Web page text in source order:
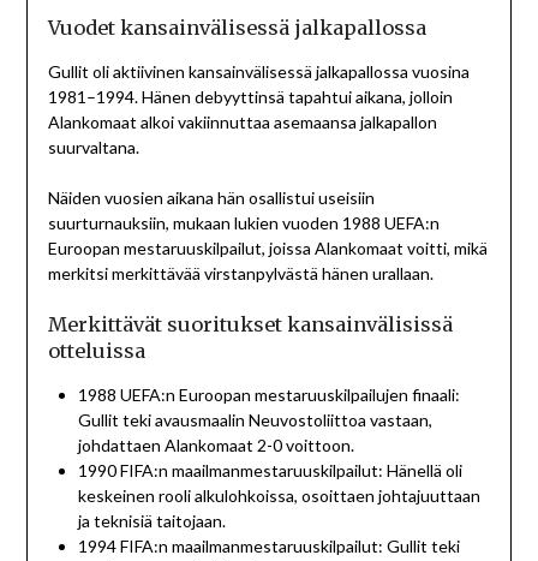
Vuodet kansainvälisessä jalkapallossa
Gullit oli aktiivinen kansainvälisessä jalkapallossa vuosina
1981–1994. Hänen debyyttinsä tapahtui aikana, jolloin
Alankomaat alkoi vakiinnuttaa asemaansa jalkapallon
suurvaltana.
Näiden vuosien aikana hän osallistui useisiin
suurturnauksiin, mukaan lukien vuoden 1988 UEFA:n
Euroopan mestaruuskilpailut, joissa Alankomaat voitti, mikä
merkitsi merkittävää virstanpylvästä hänen urallaan.
Merkittävät suoritukset kansainvälisissä
otteluissa
1988 UEFA:n Euroopan mestaruuskilpailujen finaali:
Gullit teki avausmaalin Neuvostoliittoa vastaan,
johdattaen Alankomaat 2-0 voittoon.
1990 FIFA:n maailmanmestaruuskilpailut: Hänellä oli
keskeinen rooli alkulohkoissa, osoittaen johtajuuttaan
ja teknisiä taitojaan.
1994 FIFA:n maailmanmestaruuskilpailut: Gullit teki